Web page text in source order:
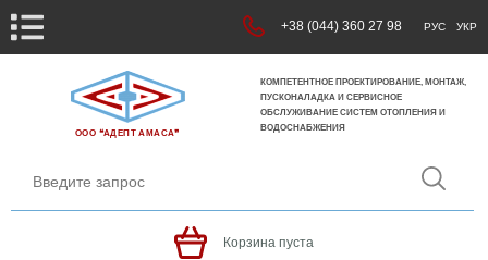
+38 (044) 360 27 98 РУС УКР
ООО ❝АДЕПТ АМАСА❞
КОМПЕТЕНТНОЕ ПРОЕКТИРОВАНИЕ, МОНТАЖ,
ПУСКОНАЛАДКА И СЕРВИСНОЕ
ОБСЛУЖИВАНИЕ СИСТЕМ ОТОПЛЕНИЯ И
ВОДОСНАБЖЕНИЯ
Корзина пуста